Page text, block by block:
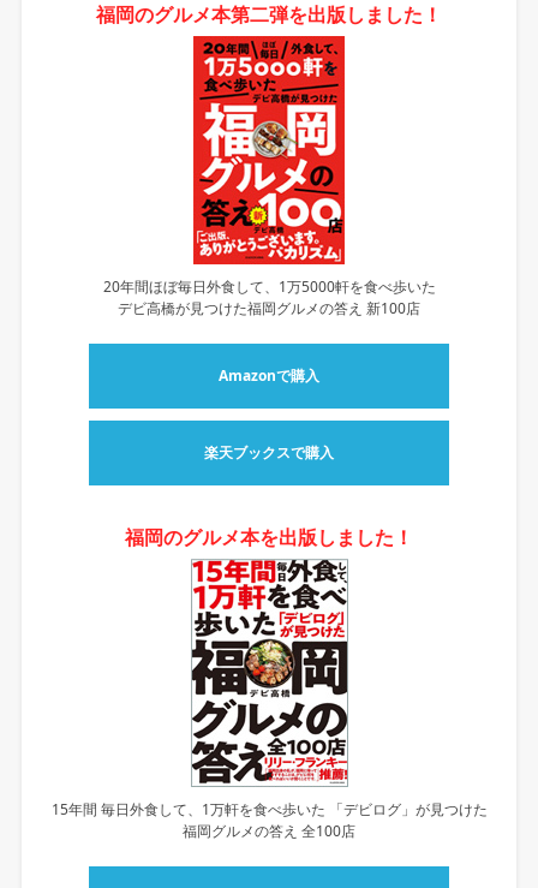
福岡のグルメ本第二弾を出版しました！
20年間ほぼ毎日外食して、1万5000軒を食べ歩いた
デビ高橋が見つけた福岡グルメの答え 新100店
Amazonで購入
楽天ブックスで購入
福岡のグルメ本を出版しました！
15年間 毎日外食して、1万軒を食べ歩いた 「デビログ」が見つけた
福岡グルメの答え 全100店